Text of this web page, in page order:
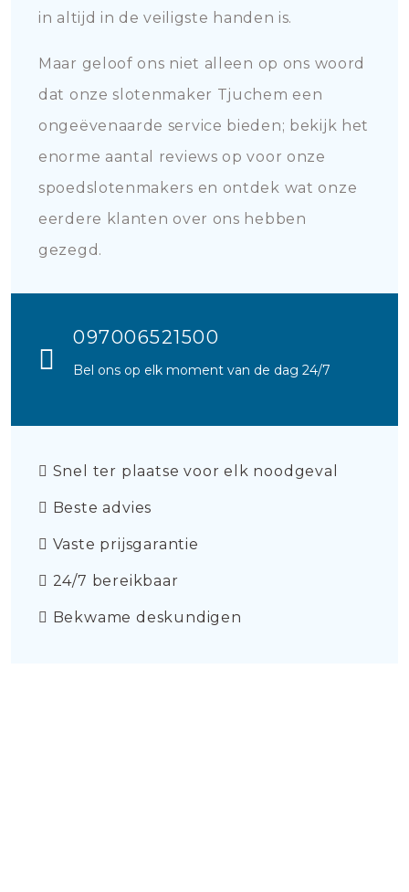
in altijd in de veiligste handen is.
Maar geloof ons niet alleen op ons woord
dat onze slotenmaker Tjuchem een
ongeëvenaarde service bieden; bekijk het
enorme aantal reviews op voor onze
spoedslotenmakers en ontdek wat onze
eerdere klanten over ons hebben
gezegd.
097006521500
Bel ons op elk moment van de dag 24/7
Snel ter plaatse voor elk noodgeval
Beste advies
Vaste prijsgarantie
24/7 bereikbaar
Bekwame deskundigen